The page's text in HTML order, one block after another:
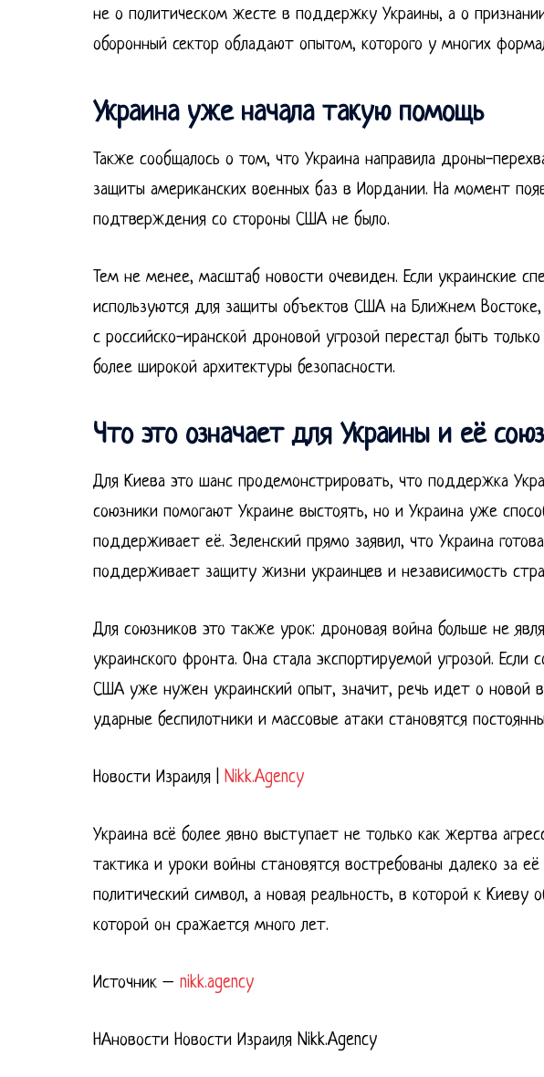
не о политическом жесте в поддержку Украины, а о
оборонный сектор обладают опытом, которого у многих
Украина уже начала такую помощь
Также сообщалось о том, что Украина направила дроны-
защиты американских военных баз в Иордании. На момент
подтверждения со стороны США не было.
Тем не менее, масштаб новости очевиден. Если украинские
используются для защиты объектов США на Ближнем Востоке,
с российско-иранской дроновой угрозой перестал быть
более широкой архитектуры безопасности.
Что это означает для Украины и её
Для Киева это шанс продемонстрировать, что поддержка
союзники помогают Украине выстоять, но и Украина уже
поддерживает её. Зеленский прямо заявил, что Украина
поддерживает защиту жизни украинцев и независимость
Для союзников это также урок: дроновая война больше не
украинского фронта. Она стала экспортируемой угрозой.
США уже нужен украинский опыт, значит, речь идет о новой
ударные беспилотники и массовые атаки становятся
Новости Израиля | Nikk.Agency
Украина всё более явно выступает не только как жертва
тактика и уроки войны становятся востребованы далеко за
политический символ, а новая реальность, в которой к Киеву
которой он сражается много лет.
Источник – nikk.agency
НАновости Новости Израиля Nikk.Agency